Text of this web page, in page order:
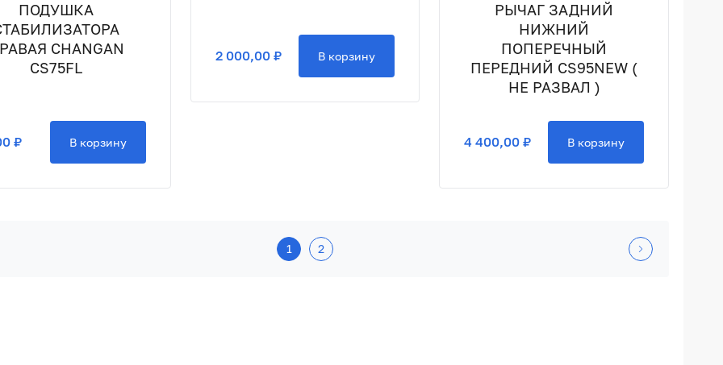
ПОДУШКА
CHANGAN
CS75FL
₽ В корзину
2 000,00 ₽ В корзину
РЫЧАГ ЗАДНИЙ
НИЖНИЙ
ПОПЕРЕЧНЫЙ
ПЕРЕДНИЙ CS95NEW (
НЕ РАЗВАЛ )
4 400,00 ₽ В корзину
1 2